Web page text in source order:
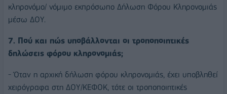
κληρονόμο/ νόμιμο εκπρόσωπο Δήλωση Φόρου Κληρονομιάς
μέσω ΔΟΥ.
7. Πού και πώς υποβάλλονται οι τροποποιητικές
δηλώσεις φόρου κληρονομιάς;
- Όταν η αρχική δήλωση φόρου κληρονομιάς, έχει υποβληθεί
χειρόγραφα στη ΔΟΥ/ΚΕΦΟΚ, τότε οι τροποποιητικές